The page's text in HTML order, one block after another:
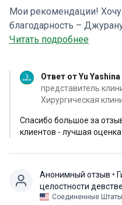
Мои рекомендации!
благодарность –
от Бога и очень
честно, аж уезжать не
Читать подробнее
Ответ от Yu Yashina
представитель
Хирургическая
Спасибо большое за
клиентов - лучшая оценка
Анонимный отзыв •
целостности
Соединенные